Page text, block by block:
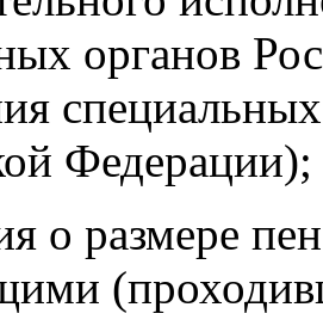
органов
Федерации);
о размере